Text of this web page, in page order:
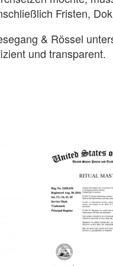
Fristen,
& Rössel
und transparent.